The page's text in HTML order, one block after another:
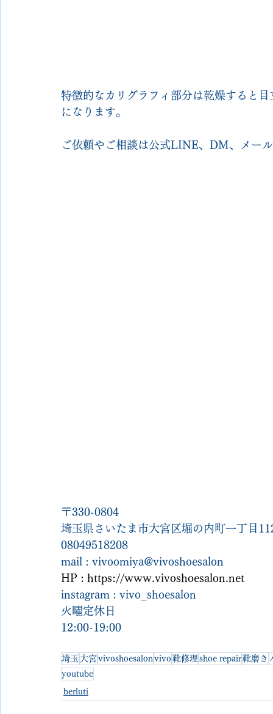
特徴的なカリグラフィ部分は乾燥すると
になります。
ご依頼やご相談は公式LINE、DM、メー
〒330-0804
埼玉県さいたま市大宮区堀の内町一丁目
08049518208
mail : vivoomiya@vivoshoesalon
HP : https://www.vivoshoesalon.net
instagram : vivo_shoesalon
火曜定休日
12:00-19:00
埼玉 大宮vivoshoesalon vivo靴修理 shoe repair靴磨き
youtube
berluti